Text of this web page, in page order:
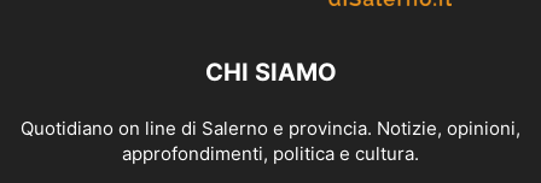
CHI SIAMO
Quotidiano on line di Salerno e provincia. Notizie, opinioni,
approfondimenti, politica e cultura.